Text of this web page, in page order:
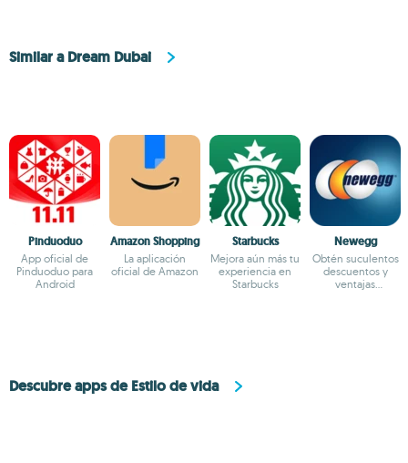
Similar a Dream Dubai
Pinduoduo
App oficial de
Pinduoduo para
Android
Amazon Shopping
La aplicación
oficial de Amazon
Starbucks
Mejora aún más tu
experiencia en
Starbucks
Newegg
Obtén suculentos
descuentos y
ventajas
Descubre apps de Estilo de vida